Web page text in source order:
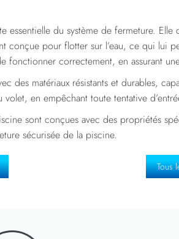
essentielle du système de fermeture.
conçue pour flotter sur l’eau, ce qui lui
fonctionner correctement, en assurant
des matériaux résistants et durables,
en empêchant toute tentative
sont conçues avec des propriétés
sécurisée de la piscine.
Tous